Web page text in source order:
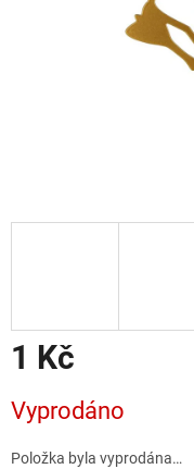
1 Kč
cena:
Vyprodáno
Položka byla vyprodána…